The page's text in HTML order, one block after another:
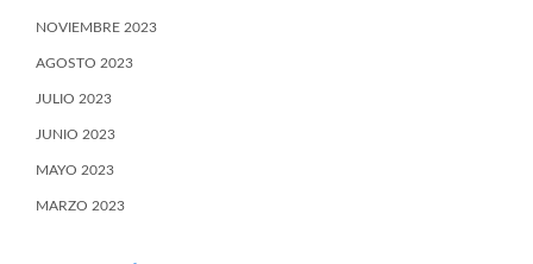
NOVIEMBRE 2023
AGOSTO 2023
JULIO 2023
JUNIO 2023
MAYO 2023
MARZO 2023